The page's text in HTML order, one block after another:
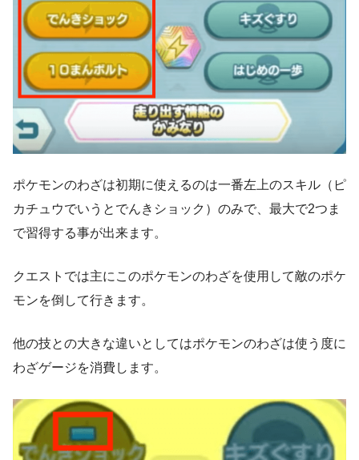
ポケモンのわざは初期に使えるのは一番左上のスキル（ピ
カチュウでいうとでんきショック）のみで、最大で2つま
で習得する事が出来ます。
クエストでは主にこのポケモンのわざを使用して敵のポケ
モンを倒して行きます。
他の技との大きな違いとしてはポケモンのわざは使う度に
わざゲージを消費します。